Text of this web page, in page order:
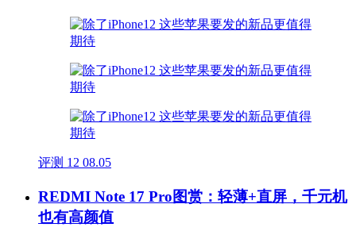
评测 12 08.05
REDMI Note 17 Pro图赏：轻薄+直屏，千元机
也有高颜值